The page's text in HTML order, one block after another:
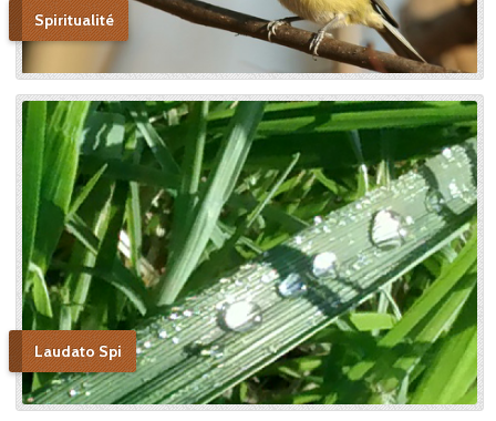
Spiritualité
Laudato Spi